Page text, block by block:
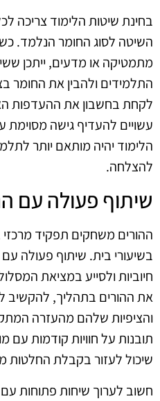
בחינת שיטות הלימוד צריכה
השיטה לסוג החומר הנלמד.
מתמטיקה או מדעים, ייתכן
התלמידים ולהבין את החומר
לקחת בחשבון את ההעדפות
עשויים להעדיף גישה
הלימוד יהיה מותאם יותר
להצלחה.
שיתוף פעולה עם
ההורים משחקים תפקיד
בשיעורי בית. שיתוף פעולה עם
חיוביות ולסייע במציאת
את ההורים בתהליך, להקשיב
והציפיות שלהם מהעזרה
תובנות על חוויות קודמות עם
שיכול לעזור בקבלת החלטות
חשוב לערוך שיחות פתוחות